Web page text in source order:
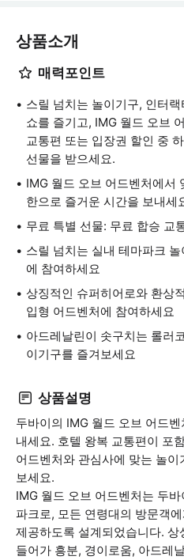
상품소개
매력포인트
스릴 넘치는 놀이기구, 인터
쇼를 즐기고, IMG 월드 오브
교통편 또는 입장권 할인 중
선물을 받으세요.
IMG 월드 오브 어드벤처에서
한으로 즐거운 시간을 보내세
무료 특별 선물: 무료 합승 교
스릴 넘치는 실내 테마파크
에 참여하세요
상징적인 슈퍼히어로와 환상
입형 어드벤처에 참여하세요
아드레날린이 솟구치는 롤러
이기구를 즐겨보세요
상품설명
두바이의 IMG 월드 오브 어드
내세요. 호텔 왕복 교통편이 포
어드벤처와 관심사에 맞는 놀
보세요.
IMG 월드 오브 어드벤처는 두
파크로, 모든 연령대의 방문객
제공하도록 설계되었습니다.
들어가 흥분, 경이로움, 아드레